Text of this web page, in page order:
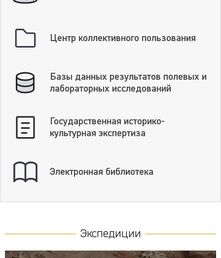
Центр коллективного пользования
Базы данных результатов полевых и
лабораторных исследований
Государственная историко-
культурная экспертиза
Электронная библиотека
Экспедиции